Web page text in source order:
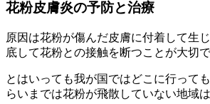
花粉皮膚炎の予防と治療
原因は花粉が傷んだ皮膚に付着して生
底して花粉との接触を断つことが大切で
とはいっても我が国ではどこに行って
らいまでは花粉が飛散していない地域